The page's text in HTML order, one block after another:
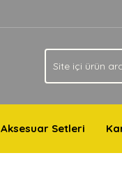
Aksesuar Setleri